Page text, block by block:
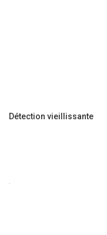
Détection vieillissante